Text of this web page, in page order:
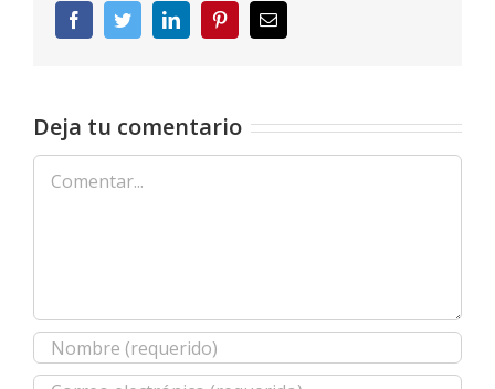
FacebookTwitterLinkedInPinterestCorreo
electrónico
Deja tu comentario
Comentar